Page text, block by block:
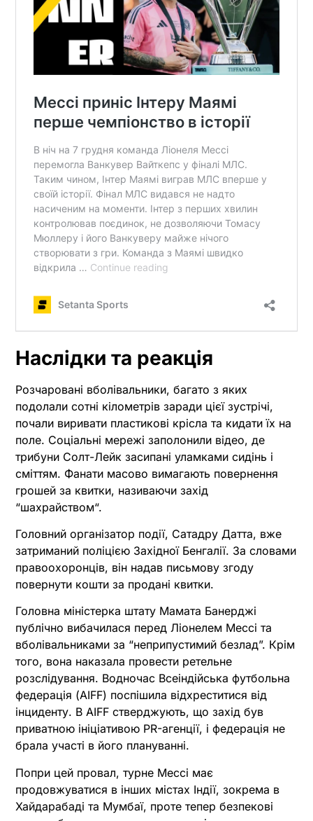
Наслідки та реакція
Розчаровані вболівальники, багато з яких
подолали сотні кілометрів заради цієї зустрічі,
почали виривати пластикові крісла та кидати їх на
поле. Соціальні мережі заполонили відео, де
трибуни Солт-Лейк засипані уламками сидінь і
сміттям. Фанати масово вимагають повернення
грошей за квитки, називаючи захід
“шахрайством“.
Головний організатор події, Сатадру Датта, вже
затриманий поліцією Західної Бенгалії. За словами
правоохоронців, він надав письмову згоду
повернути кошти за продані квитки.
Головна міністерка штату Мамата Банерджі
публічно вибачилася перед Ліонелем Мессі та
вболівальниками за “неприпустимий безлад”. Крім
того, вона наказала провести ретельне
розслідування. Водночас Всеіндійська футбольна
федерація (AIFF) поспішила відхреститися від
інциденту. В AIFF стверджують, що захід був
приватною ініціативою PR-агенції, і федерація не
брала участі в його плануванні.
Попри цей провал, турне Мессі має
продовжуватися в інших містах Індії, зокрема в
Хайдарабаді та Мумбаї, проте тепер безпекові